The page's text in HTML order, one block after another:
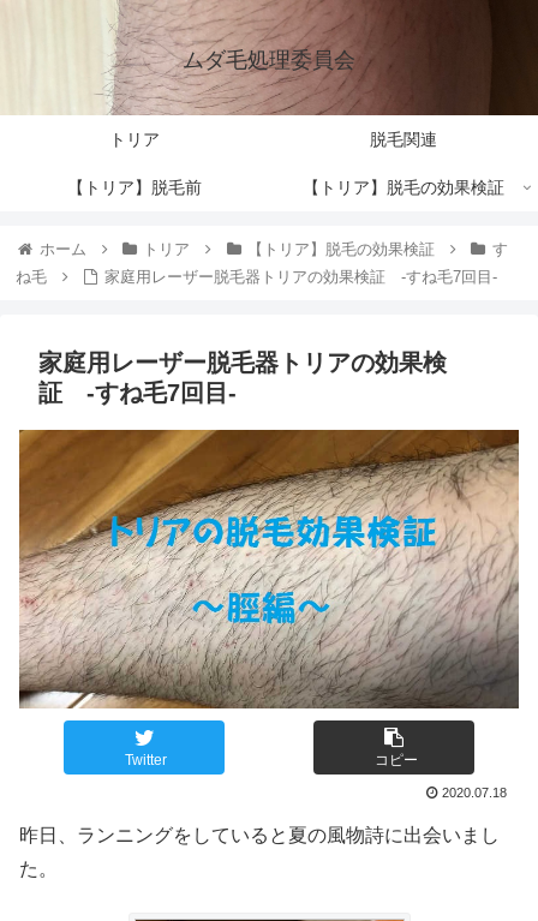
ムダ毛処理委員会
トリア 脱毛関連
【トリア】脱毛前 【トリア】脱毛の効果検証
ホーム トリア 【トリア】脱毛の効果検証
す
ね毛
家庭用レーザー脱毛器トリアの効果検証 -すね毛7回目-
家庭用レーザー脱毛器トリアの効果検
証 -すね毛7回目-
Twitter コピー
2020.07.18
昨日、ランニングをしていると夏の風物詩に出会いまし
た。